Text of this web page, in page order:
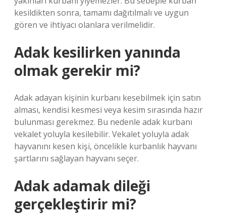
kesildikten sonra, tamamı dağıtılmalı ve uygun
gören ve ihtiyacı olanlara verilmelidir.
Adak kesilirken yanında
olmak gerekir mi?
Adak adayan kişinin kurbanı kesebilmek için satın
alması, kendisi kesmesi veya kesim sırasında hazır
bulunması gerekmez. Bu nedenle adak kurbanı
vekalet yoluyla kesilebilir. Vekalet yoluyla adak
hayvanını kesen kişi, öncelikle kurbanlık hayvanı
şartlarını sağlayan hayvanı seçer.
Adak adamak dileği
gerçekleştirir mi?